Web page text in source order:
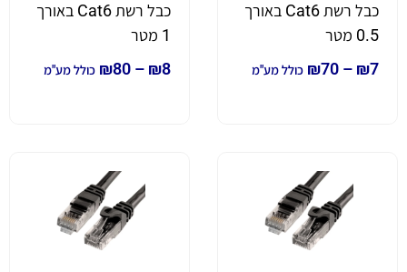
כבל רשת Cat6 באורך
0.5 מטר
₪7
–
₪70 כולל מע"מ
כבל רשת Cat6 באורך
1 מטר
₪8
–
₪80 כולל מע"מ